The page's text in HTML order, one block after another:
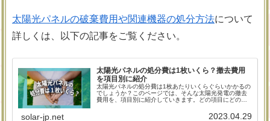
太陽光パネルの破棄費用や関連機器の処分方法について
詳しくは、以下の記事をご覧ください。
太陽光パネルの処分費は1枚いくら？撤去費用
を項目別に紹介
太陽光パネルの処分費は1枚あたりいくらぐらいかかるの
でしょうか？このページでは、そんな太陽光発電の撤去
費用を、項目別に紹介していきます。どの項目にどの程
電の撤去費用も計算することができるでしょう。
solar-jp.net 2023.04.29